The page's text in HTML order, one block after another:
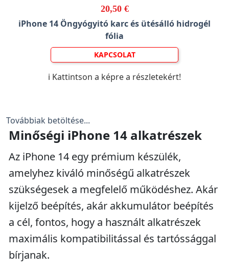
20,50 €
iPhone 14 Öngyógyitó karc és ütésálló hidrogél
fólia
KAPCSOLAT
ℹ️ Kattintson a képre a részletekért!
Továbbiak betöltése...
Minőségi iPhone 14 alkatrészek
Az iPhone 14 egy prémium készülék,
amelyhez kiváló minőségű alkatrészek
szükségesek a megfelelő működéshez. Akár
kijelző beépítés, akár akkumulátor beépítés
a cél, fontos, hogy a használt alkatrészek
maximális kompatibilitással és tartóssággal
bírjanak.